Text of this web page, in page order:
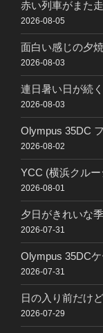
赤い列車がまた
2026-08-05
面白い感じの夕
2026-08-03
連日暑い日が続
2026-08-03
Olympus 35DC
2026-08-02
YCC (横浜クル
2026-08-01
夕日がきれいな
2026-07-31
Olympus 35DC
2026-07-31
日の入り前だけ
2026-07-29